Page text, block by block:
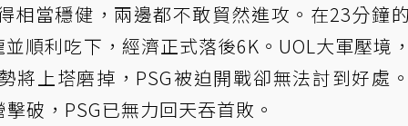
相當穩健，兩邊都不敢貿然進攻。在23分鐘
順利吃下，經濟正式落後6K。UOL大軍壓境
將上塔磨掉，PSG被迫開戰卻無法討到好處
破，PSG已無力回天吞首敗。